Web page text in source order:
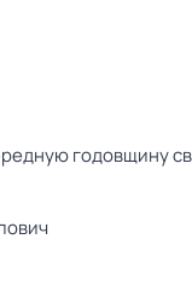
годовщину